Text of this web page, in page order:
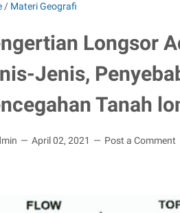
/ Materi Geografi
Longsor
Jenis,
Tanah
April 02, 2021 Post a Comment